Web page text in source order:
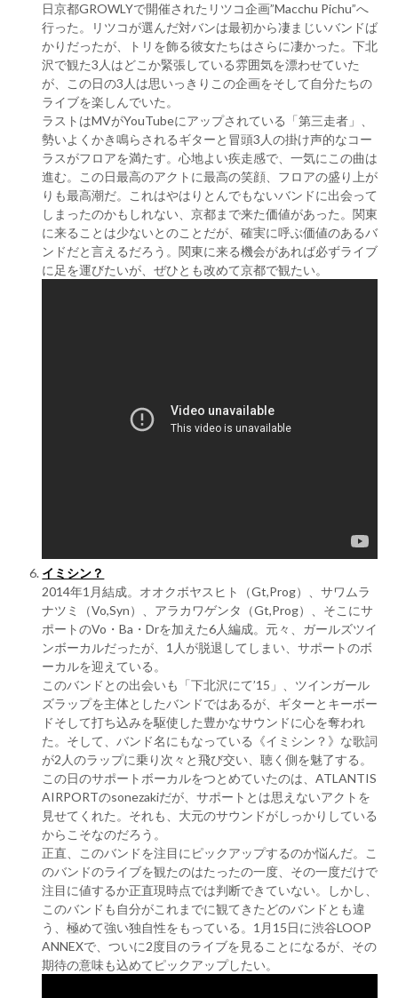
日京都GROWLYで開催されたリツコ企画”Macchu Pichu”へ
行った。リツコが選んだ対バンは最初から凄まじいバンドば
かりだったが、トリを飾る彼女たちはさらに凄かった。下北
沢で観た3人はどこか緊張している雰囲気を漂わせていた
が、この日の3人は思いっきりこの企画をそして自分たちの
ライブを楽しんでいた。
ラストはMVがYouTubeにアップされている「第三走者」、
勢いよくかき鳴らされるギターと冒頭3人の掛け声的なコー
ラスがフロアを満たす。心地よい疾走感で、一気にこの曲は
進む。この日最高のアクトに最高の笑顔、フロアの盛り上が
りも最高潮だ。これはやはりとんでもないバンドに出会って
しまったのかもしれない、京都まで来た価値があった。関東
に来ることは少ないとのことだが、確実に呼ぶ価値のあるバ
ンドだと言えるだろう。関東に来る機会があれば必ずライブ
に足を運びたいが、ぜひとも改めて京都で観たい。
イミシン？
2014年1月結成。オオクボヤスヒト（Gt,Prog）、サワムラ
ナツミ（Vo,Syn）、アラカワゲンタ（Gt,Prog）、そこにサ
ポートのVo・Ba・Drを加えた6人編成。元々、ガールズツイ
ンボーカルだったが、1人が脱退してしまい、サポートのボ
ーカルを迎えている。
このバンドとの出会いも「下北沢にて’15」、ツインガール
ズラップを主体としたバンドではあるが、ギターとキーボー
ドそして打ち込みを駆使した豊かなサウンドに心を奪われ
た。そして、バンド名にもなっている《イミシン？》な歌詞
が2人のラップに乗り次々と飛び交い、聴く側を魅了する。
この日のサポートボーカルをつとめていたのは、ATLANTIS
AIRPORTのsonezakiだが、サポートとは思えないアクトを
見せてくれた。それも、大元のサウンドがしっかりしている
からこそなのだろう。
正直、このバンドを注目にピックアップするのか悩んだ。こ
のバンドのライブを観たのはたったの一度、その一度だけで
注目に値するか正直現時点では判断できていない。しかし、
このバンドも自分がこれまでに観てきたどのバンドとも違
う、極めて強い独自性をもっている。1月15日に渋谷LOOP
ANNEXで、ついに2度目のライブを見ることになるが、その
期待の意味も込めてピックアップしたい。